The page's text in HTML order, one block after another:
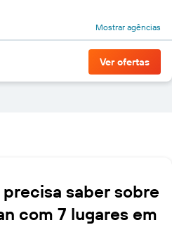
Mostrar agências
Ver ofertas
saber sobre
com 7 lugares em